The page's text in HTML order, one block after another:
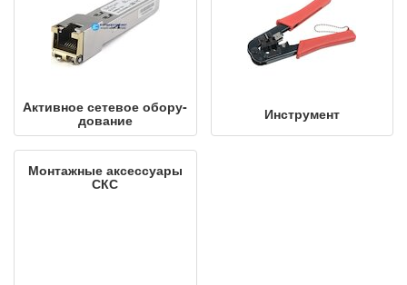
Активное сетевое обо­ру­
до­ва­ние Инструмент
Монтажные аксессуары
СКС